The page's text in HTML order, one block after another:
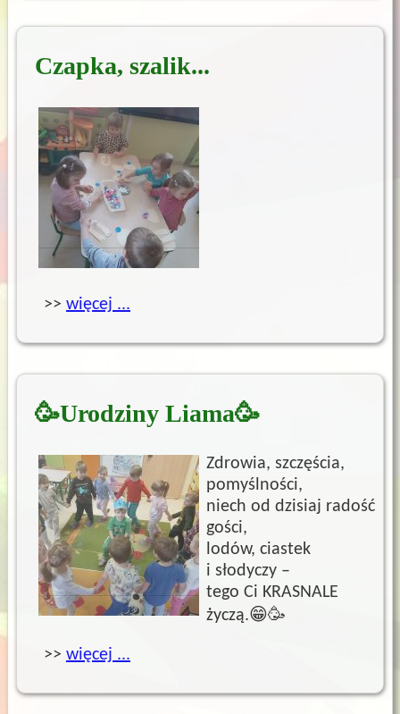
Czapka, szalik...
>> więcej ...
🥳Urodziny Liama🥳
Zdrowia, szczęścia,
pomyślności,
niech od dzisiaj radość
gości,
lodów, ciastek
i słodyczy –
tego Ci KRASNALE
życzą.😁🥳
>> więcej ...